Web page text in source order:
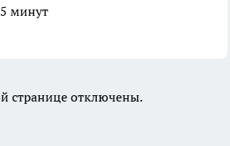
минут
странице отключены.